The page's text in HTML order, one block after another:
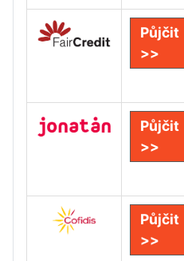
Půjčit
>>
Půjčit
>>
Půjčit
>>